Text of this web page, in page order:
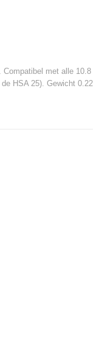
met alle 10.8
HSA 25). Gewicht 0.22